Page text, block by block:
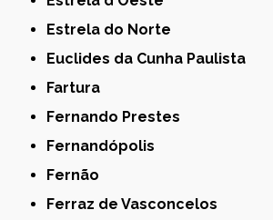
Estrela do Norte
Euclides da Cunha Paulista
Fartura
Fernando Prestes
Fernandópolis
Fernão
Ferraz de Vasconcelos